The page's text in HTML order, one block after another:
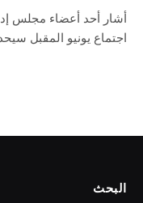
أشار أحد أعضاء مجلس
اجتماع يونيو المقبل
البحث